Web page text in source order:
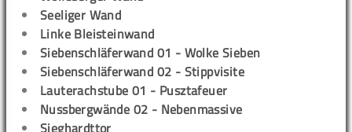
Seeliger Wand
Linke Bleisteinwand
Siebenschläferwand 01 - Wolke Sieben
Siebenschläferwand 02 - Stippvisite
Lauterachstube 01 - Pusztafeuer
Nussbergwände 02 - Nebenmassive
Sieghardttor